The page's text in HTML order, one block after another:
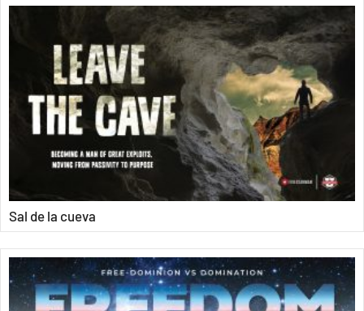
Sal de la cueva